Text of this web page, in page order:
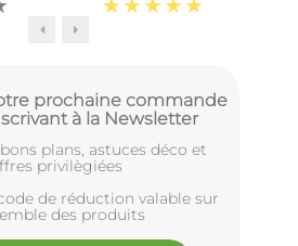
prochaine commande
à la Newsletter
plans, astuces déco et
privilègiées
de réduction valable sur
des produits